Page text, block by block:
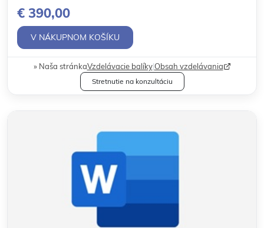
€ 390,00
V NÁKUPNOM KOŠÍKU
Naša stránkaVzdelávacie balíky|Obsah vzdelávania
Stretnutie na konzultáciu